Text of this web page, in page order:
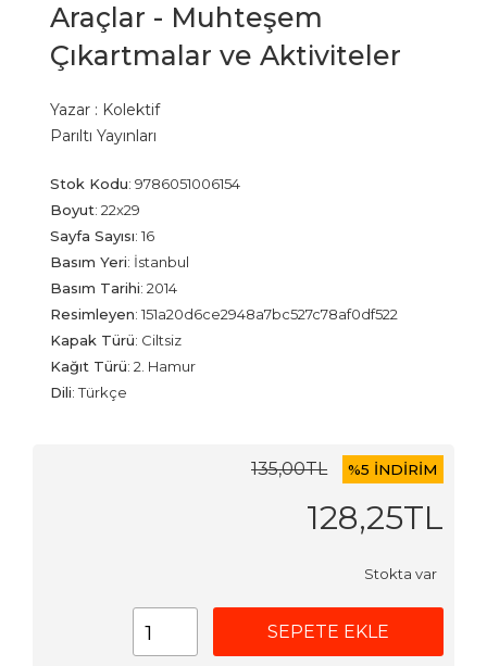
Araçlar - Muhteşem
Çıkartmalar ve Aktiviteler
Yazar : Kolektif
Parıltı Yayınları
Stok Kodu: 9786051006154
Boyut: 22x29
Sayfa Sayısı: 16
Basım Yeri: İstanbul
Basım Tarihi: 2014
Resimleyen: 151a20d6ce2948a7bc527c78af0df522
Kapak Türü: Ciltsiz
Kağıt Türü: 2. Hamur
Dili:Türkçe
135,00TL %5 İNDİRİM
128,25TL
Stokta var
SEPETE EKLE